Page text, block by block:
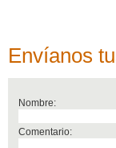
Envíanos
Nombre:
Comentario: